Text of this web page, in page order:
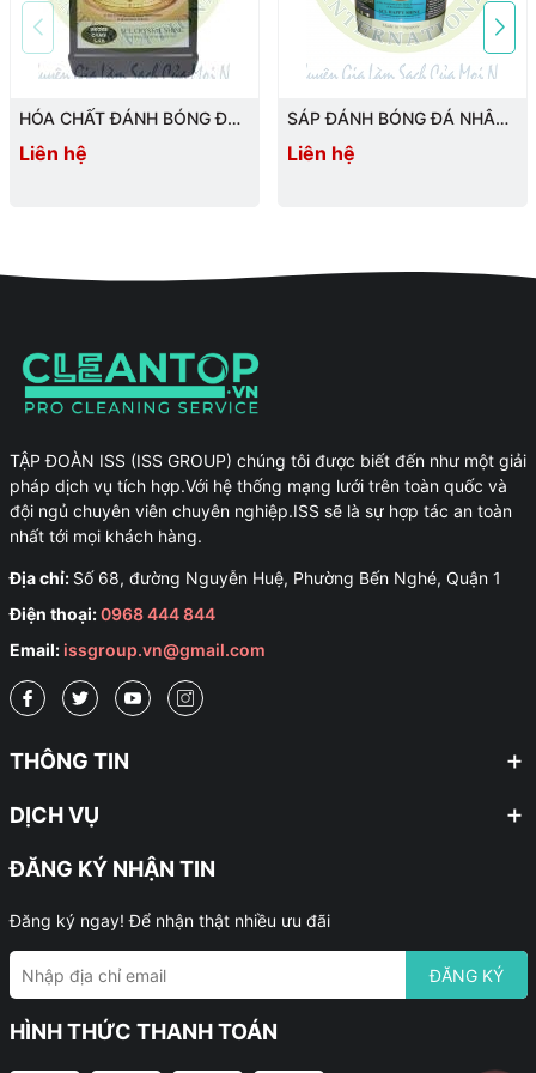
HÓA CHẤT ĐÁNH BÓNG ĐÁ
GRANITE
Liên hệ
SÁP ĐÁNH BÓNG ĐÁ NHÂN
TẠO, ĐÁ MÀI, ĐÁ HOA
Liên hệ
TẬP ĐOÀN ISS (ISS GROUP) chúng tôi được biết đến như một giải
pháp dịch vụ tích hợp.Với hệ thống mạng lưới trên toàn quốc và
đội ngủ chuyên viên chuyên nghiệp.ISS sẽ là sự hợp tác an toàn
nhất tới mọi khách hàng.
Địa chỉ: Số 68, đường Nguyễn Huệ, Phường Bến Nghé, Quận 1
Điện thoại:0968 444 844
Email: issgroup.vn@gmail.com
THÔNG TIN
DỊCH VỤ
ĐĂNG KÝ NHẬN TIN
Đăng ký ngay! Để nhận thật nhiều ưu đãi
ĐĂNG KÝ
HÌNH THỨC THANH TOÁN